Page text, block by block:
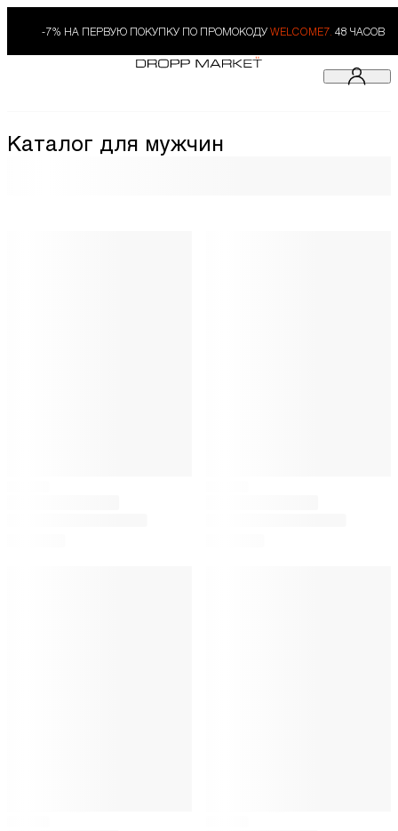
-7% НА ПЕРВУЮ ПОКУПКУ ПО ПРОМОКОДУ WELCOME7. 48 ЧАСОВ
Каталог для мужчин